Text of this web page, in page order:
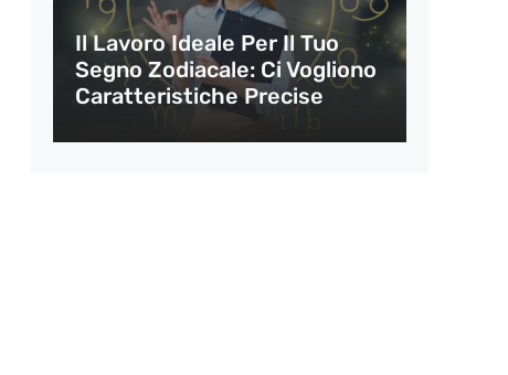
Il Lavoro Ideale Per Il Tuo
Segno Zodiacale: Ci Vogliono
Caratteristiche Precise